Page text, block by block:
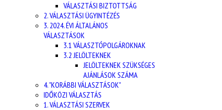
VÁLASZTÁSI BIZTOTTSÁG
2. VÁLASZTÁSI ÜGYINTÉZÉS
3. 2024. ÉVI ÁLTALÁNOS
VÁLASZTÁSOK
3.1 VÁLASZTÓPOLGÁROKNAK
3.2 JELÖLTEKNEK
JELÖLTEKNEK SZÜKSÉGES
AJÁNLÁSOK SZÁMA
4. "KORÁBBI VÁLASZTÁSOK"
IDŐKÖZI VÁLASZTÁS
1. VÁLASZTÁSI SZERVEK